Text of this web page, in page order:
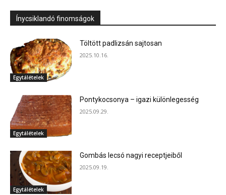
Ínycsiklandó finomságok
Egytálételek
Töltött padlizsán sajtosan
2025.10.16.
Egytálételek
Pontykocsonya – igazi különlegesség
2025.09.29.
Egytálételek
Gombás lecsó nagyi receptjeiből
2025.09.19.